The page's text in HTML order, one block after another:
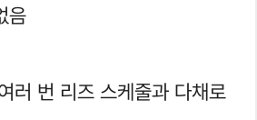
음
러 번 리즈 스케줄과 다채로